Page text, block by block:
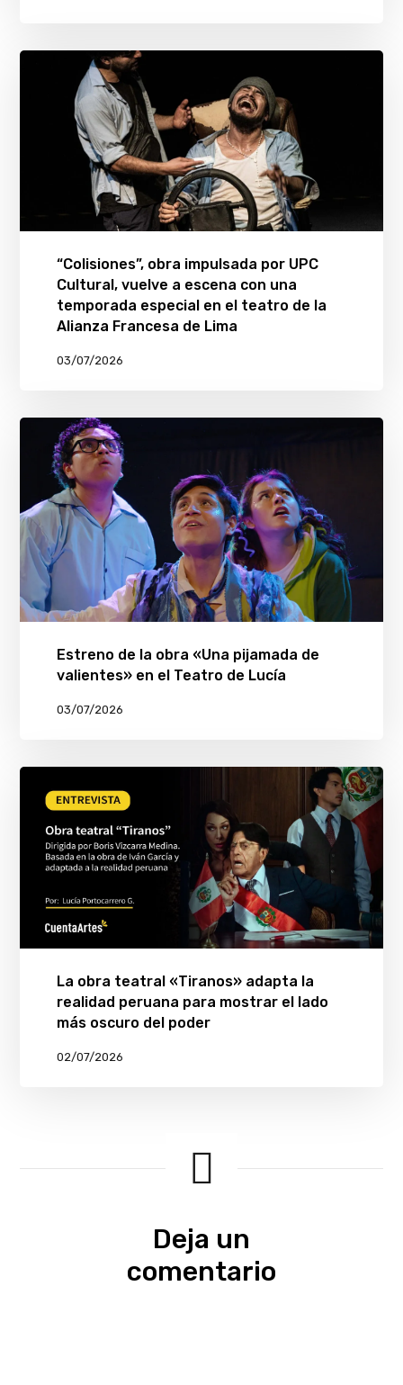
“Colisiones”, obra impulsada por UPC
Cultural, vuelve a escena con una
temporada especial en el teatro de la
Alianza Francesa de Lima
03/07/2026
Estreno de la obra «Una pijamada de
valientes» en el Teatro de Lucía
03/07/2026
La obra teatral «Tiranos» adapta la
realidad peruana para mostrar el lado
más oscuro del poder
02/07/2026
Deja un
comentario